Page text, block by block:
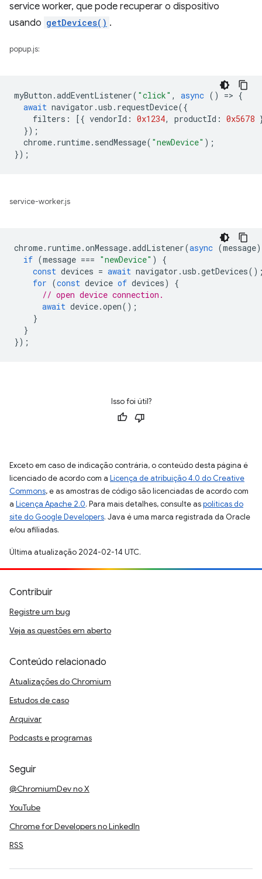
service worker, que pode recuperar o dispositivo
usando getDevices() .
popup.js:
myButton .addEventListener( "click" , async () => {
await navigator .usb . requestDevice({
filters : [{ vendorId : 0x1234, productId : 0x5678
});
chrome. runtime. sendMessage( "newDevice" );
});
service-worker.js
chrome. runtime.onMessage.addListener(async (message)
if (message === "newDevice" )
{
const devices = await navigator .usb .getDevices
for (const device of devices)
{
// open device connection.
await device.open();
}
}
});
Isso foi útil?
Exceto em caso de indicação contrária, o conteúdo desta página é
licenciado de acordo com a Licença de atribuição 4.0 do Creative
Commons, e as amostras de código são licenciadas de acordo com
a Licença Apache 2.0. Para mais detalhes, consulte aspolíticas do
site do Google Developers. Java é uma marca registrada da Oracle
e/ou afiliadas.
Última atualização 2024-02-14 UTC.
Contribuir
Registre um bug
Veja as questões em aberto
Conteúdo relacionado
Atualizações do Chromium
Estudos de caso
Arquivar
Podcasts e programas
Seguir
@ChromiumDev no X
YouTube
Chrome for Developers no LinkedIn
RSS